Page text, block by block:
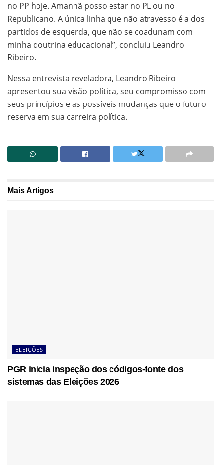
no PP hoje. Amanhã posso estar no PL ou no
Republicano. A única linha que não atravesso é a dos
partidos de esquerda, que não se coadunam com
minha doutrina educacional”, concluiu Leandro
Ribeiro.
Nessa entrevista reveladora, Leandro Ribeiro
apresentou sua visão política, seu compromisso com
seus princípios e as possíveis mudanças que o futuro
reserva em sua carreira política.
MaisArtigos
ELEIÇÕES
PGR inicia inspeção dos códigos-fonte dos
sistemas das Eleições 2026